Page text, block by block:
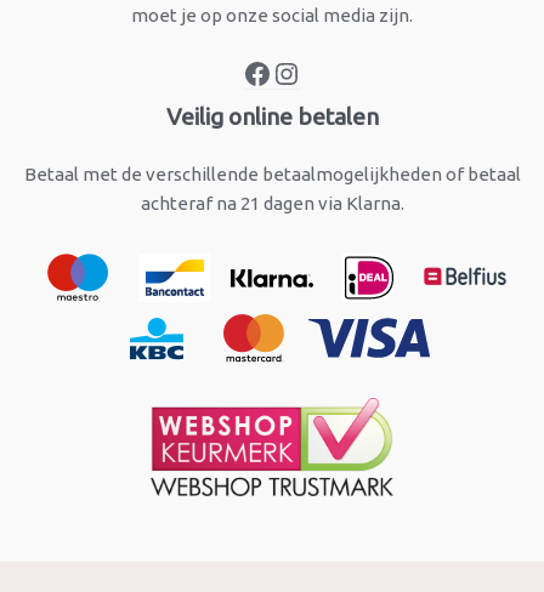
moet je op onze social media zijn.
Veilig online betalen
Betaal met de verschillende betaalmogelijkheden of betaal
achteraf na 21 dagen via Klarna.